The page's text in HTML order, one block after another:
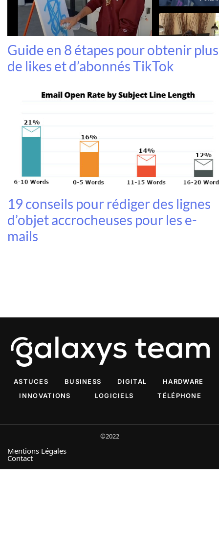
Guide en 8 étapes pour obtenir plus
de likes et d’abonnés TikTok
19 conseils pour rédiger des lignes
d’objet accrocheuses pour les e-
mails
ASTUCES BUSINESS DIGITAL
HARDWARE
INNOVATIONS
LOGICIELS TÉLÉPHONE
©2022
Mentions Légales
Contact